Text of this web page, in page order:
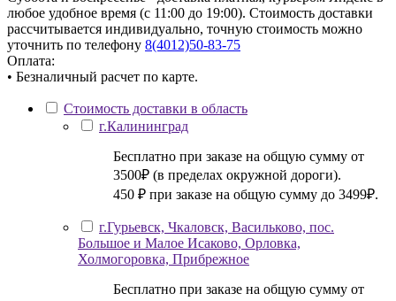
любое удобное время (с 11:00 до 19:00). Стоимость доставки
рассчитывается индивидуально, точную стоимость можно
уточнить по телефону 8(4012)50-83-75
Оплата:
• Безналичный расчет по карте.
Стоимость доставки в область
г.Калининград
Бесплатно при заказе на общую сумму от
3500₽ (в пределах окружной дороги).
450 ₽ при заказе на общую сумму до 3499₽.
г.Гурьевск, Чкаловск, Васильково, пос.
Большое и Малое Исаково, Орловка,
Холмогоровка, Прибрежное
Бесплатно при заказе на общую сумму от